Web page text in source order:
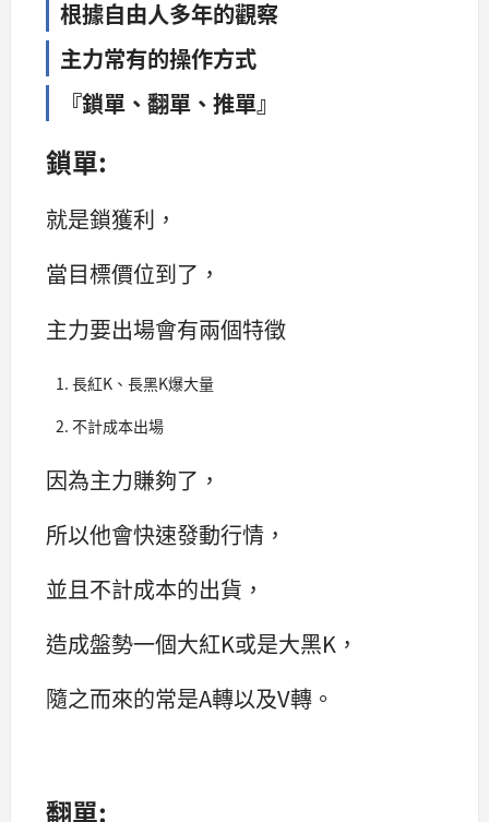
根據自由人多年的觀察
主力常有的操作方式
『鎖單、翻單、推單』
鎖單:
就是鎖獲利，
當目標價位到了，
主力要出場會有兩個特徵
長紅K、長黑K爆大量
不計成本出場
因為主力賺夠了，
所以他會快速發動行情，
並且不計成本的出貨，
造成盤勢一個大紅K或是大黑K，
隨之而來的常是A轉以及V轉。
翻單: